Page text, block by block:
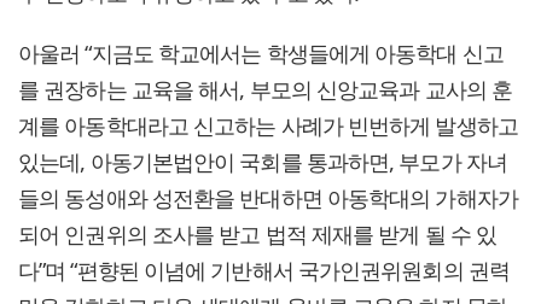
아울러 “지금도 학교에서는 학생들에게 아동학대 신고
를 권장하는 교육을 해서, 부모의 신앙교육과 교사의 훈
계를 아동학대라고 신고하는 사례가 빈번하게 발생하고
있는데, 아동기본법안이 국회를 통과하면, 부모가 자녀
들의 동성애와 성전환을 반대하면 아동학대의 가해자가
되어 인권위의 조사를 받고 법적 제재를 받게 될 수 있
다”며 “편향된 이념에 기반해서 국가인권위원회의 권력